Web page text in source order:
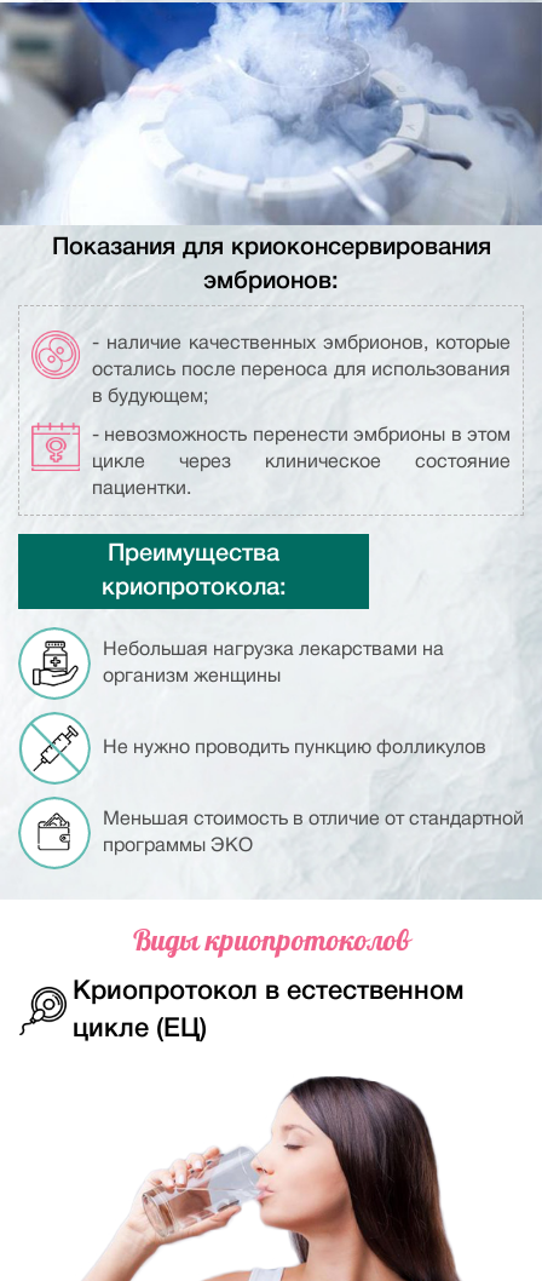
Показания для криоконсервирования
эмбрионов:
- наличие качественных эмбрионов, которые
остались после переноса для использования
в будующем;
- невозможность перенести эмбрионы в этом
цикле через клиническое состояние
пациентки.
Преимущества
криопротокола:
Небольшая нагрузка лекарствами на
организм женщины
Не нужно проводить пункцию фолликулов
Меньшая стоимость в отличие от стандартной
программы ЭКО
Виды криопротоколов
Криопротокол в естественном
цикле (ЕЦ)